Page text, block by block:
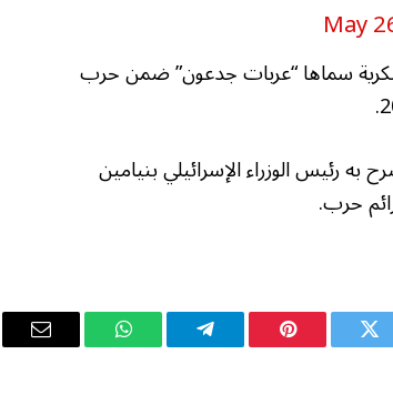
May
الجاري عملية عسكرية سماها “عربات جدعون” ضمن حرب
رئيس الوزراء الإسرائيلي بنيامين
حرب.
تويتر بينتيريستتيلقرام واتساب
البريد